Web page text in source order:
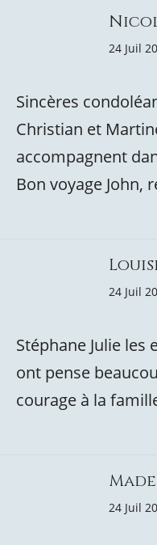
24 Juil
Sincères
Christian et
accompagnent
Bon voyage John,
24 Juil
Stéphane Julie
ont pense
courage à la
24 Juil